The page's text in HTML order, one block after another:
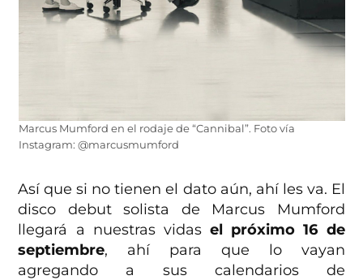
Marcus Mumford en el rodaje de “Cannibal”. Foto vía
Instagram: @marcusmumford
Así que si no tienen el dato aún, ahí les va. El
disco debut solista de Marcus Mumford
llegará a nuestras vidasel próximo 16 de
septiembre, ahí para que lo vayan
agregando a sus calendarios de